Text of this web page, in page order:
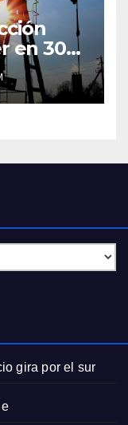
en 30%
a
gira por el sur